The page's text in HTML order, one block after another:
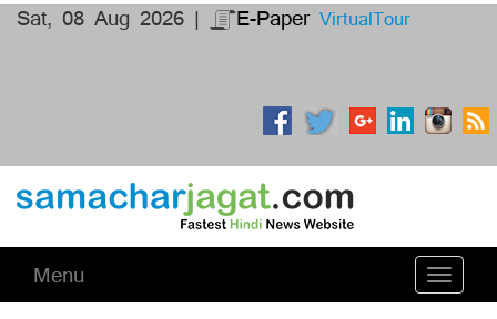
Sat, 08 Aug 2026 | E-Paper VirtualTour
Toggle
Menu